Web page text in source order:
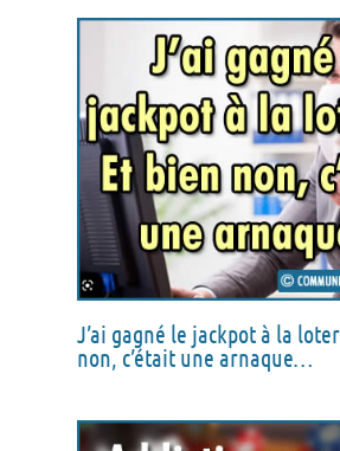
J’ai gagné le jackpot à la
non, c’était une arnaque…